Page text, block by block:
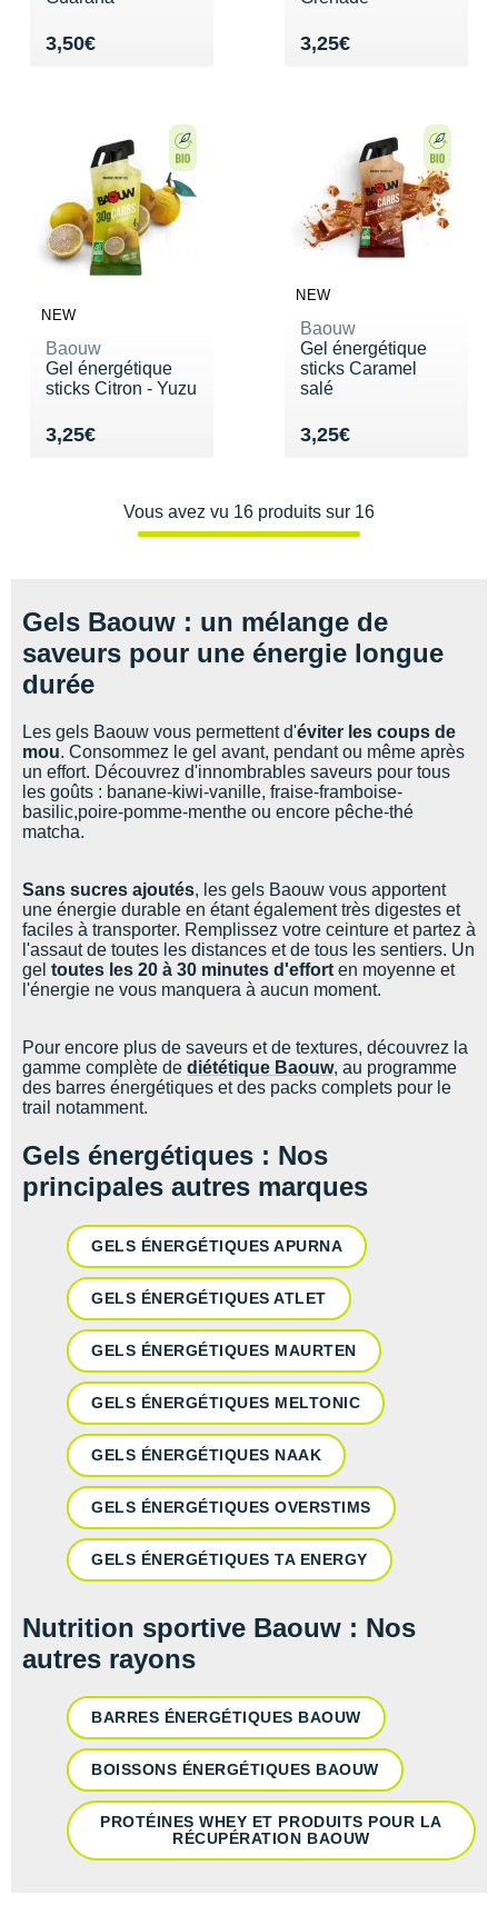
3,50€
Vendu 3,50€ 3,25€
Vendu 3,25€
NEW
Baouw
Gel énergétique
sticks Citron - Yuzu
3,25€
Vendu 3,25€
NEW
Baouw
Gel énergétique
sticks Caramel
salé
3,25€
Vendu 3,25€
Vous avez vu 16 produits sur 16
Gels Baouw : un mélange de
saveurs pour une énergie longue
durée
Les gels Baouw vous permettent d'éviter les coups de
mou. Consommez le gel avant, pendant ou même après
un effort. Découvrez d'innombrables saveurs pour tous
les goûts : banane-kiwi-vanille, fraise-framboise-
basilic,poire-pomme-menthe ou encore pêche-thé
matcha.
Sans sucres ajoutés, les gels Baouw vous apportent
une énergie durable en étant également très digestes et
faciles à transporter. Remplissez votre ceinture et partez à
l'assaut de toutes les distances et de tous les sentiers. Un
gel toutes les 20 à 30 minutes d'effort en moyenne et
l'énergie ne vous manquera à aucun moment.
Pour encore plus de saveurs et de textures, découvrez la
gamme complète de diététique Baouw, au programme
des barres énergétiques et des packs complets pour le
trail notamment.
Gels énergétiques : Nos
principales autres marques
GELS ÉNERGÉTIQUES APURNA
GELS ÉNERGÉTIQUES ATLET
GELS ÉNERGÉTIQUES MAURTEN
GELS ÉNERGÉTIQUES MELTONIC
GELS ÉNERGÉTIQUES NAAK
GELS ÉNERGÉTIQUES OVERSTIMS
GELS ÉNERGÉTIQUES TA ENERGY
Nutrition sportive Baouw : Nos
autres rayons
BARRES ÉNERGÉTIQUES BAOUW
BOISSONS ÉNERGÉTIQUES BAOUW
PROTÉINES WHEY ET PRODUITS POUR LA
RÉCUPÉRATION BAOUW